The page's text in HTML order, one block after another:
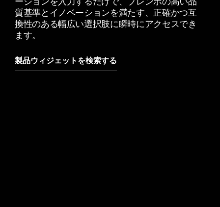
質基準とイノベーションを満たす、正確かつ互
換性のある幅広い選択肢に瞬時にアクセスでき
ます。
製品ウィジェットを検索する